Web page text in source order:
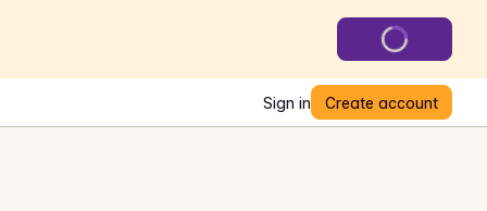
Sign in Create account